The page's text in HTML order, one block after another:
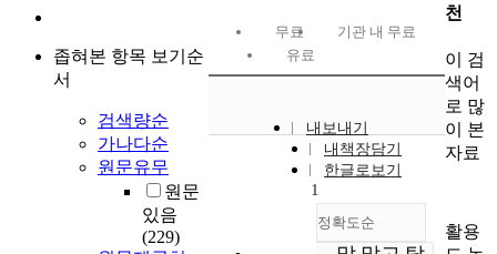
좁혀본 항목 보기순
서
검색량순
가나다순
원문유무
원문
있음
(229)
무료
기관 내 무료
유료
내보내기
내책장담기
한글로보기
정확도순
1
천
이 검
색어
로 많
이 본
자료
활용